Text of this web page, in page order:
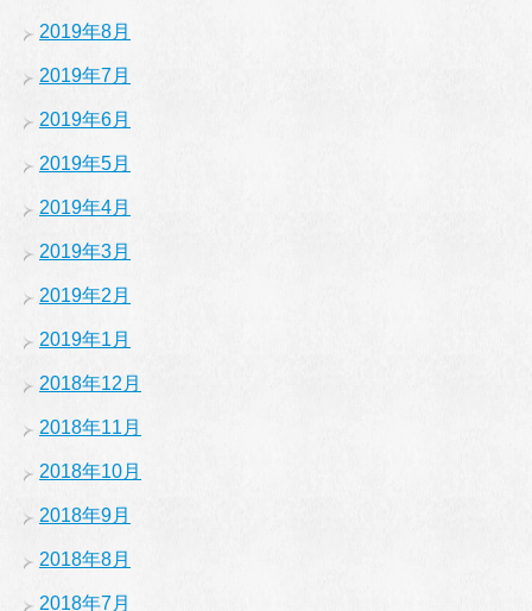
2019年8月
2019年7月
2019年6月
2019年5月
2019年4月
2019年3月
2019年2月
2019年1月
2018年12月
2018年11月
2018年10月
2018年9月
2018年8月
2018年7月